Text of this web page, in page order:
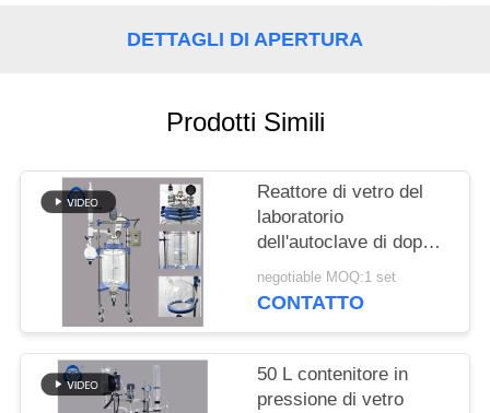
POLITICA
SULLA
PRIVACY
DETTAGLI DI APERTURA
Prodotti Simili
Reattore di vetro del
laboratorio
dell'autoclave di doppio
strato della nave di
reazione con il
negotiable MOQ:1 set
CONTATTO
50 L contenitore in
pressione di vetro